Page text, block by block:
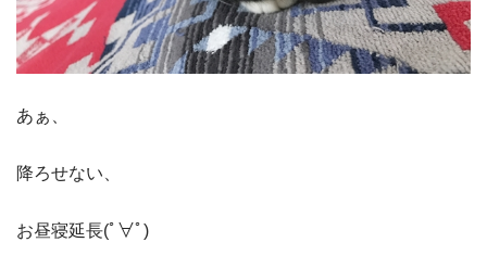
あぁ、
降ろせない、
お昼寝延長(ﾟ∀ﾟ)